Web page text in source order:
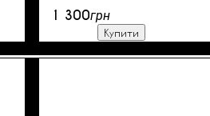
1 300грн
Купити